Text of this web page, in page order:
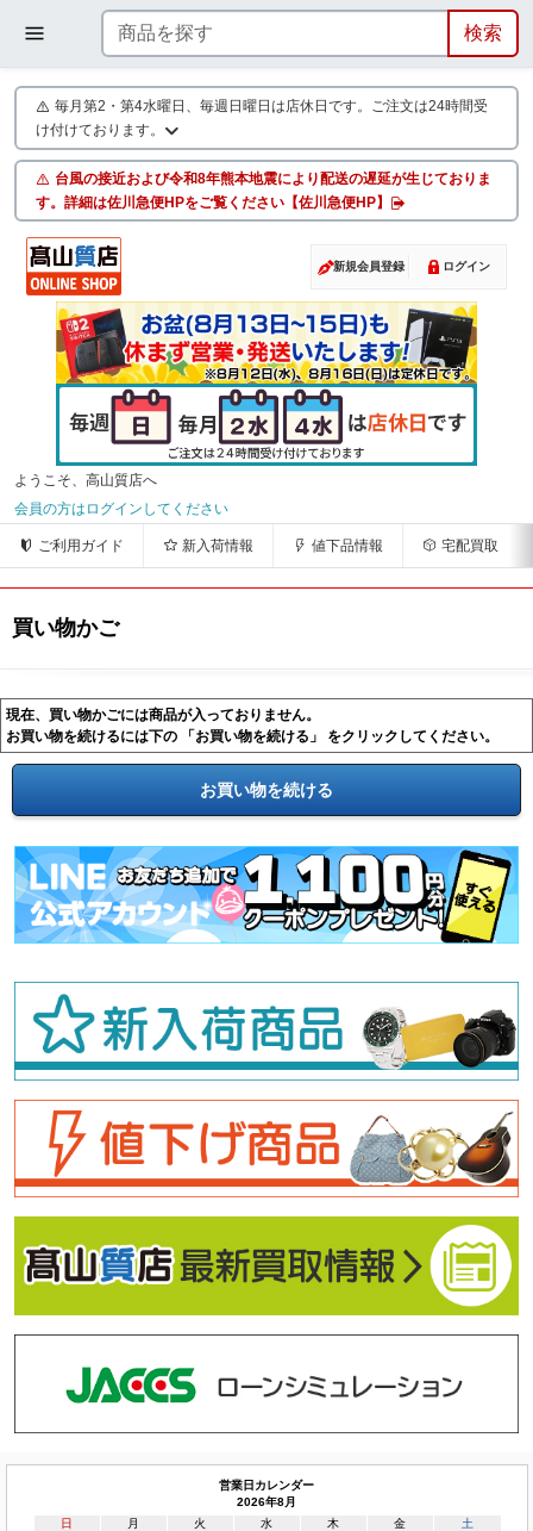
毎月第2・第4水曜日、毎週日曜日は店休日です。ご注文は24時間受
け付けております。
台風の接近および令和8年熊本地震により配送の遅延が生じておりま
す。詳細は佐川急便HPをご覧ください【佐川急便HP】
新規会員登録 ログイン
ようこそ、高山質店へ
会員の方はログインしてください
ご利用ガイド 新入荷情報 値下品情報 宅配買取
買い物かご
現在、買い物かごには商品が入っておりません。
お買い物を続けるには下の 「お買い物を続ける」 をクリックしてください。
営業日カレンダー
2026年8月
日
月 火 水 木 金
土